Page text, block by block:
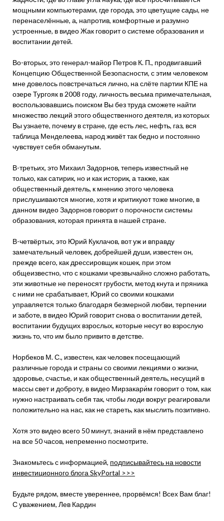
мощными компьютерами, где города, это цветущие сады, не
перенаселённые, а, напротив, комфортные и разумно
устроенные, в видео Жак говорит о системе образования и
воспитании детей.
Во-вторых, это генерал-майор Петров К. П., продвигавший
Концепцию Общественной Безопасности, с этим человеком
мне довелось повстречаться лично, на слёте партии КПЕ на
озере Тургояк в 2008 году, личность весьма примечательная,
воспользовавшись поиском Вы без труда сможете найти
множество лекций этого общественного деятеля, из которых
Вы узнаете, почему в стране, где есть лес, нефть, газ, вся
таблица Менделеева, народ живёт так бедно и постоянно
чувствует себя обманутым.
В-третьих, это Михаил Задорнов, теперь известный не
только, как сатирик, но и как историк, а также, как
общественный деятель, к мнению этого человека
прислушиваются многие, хотя и критикуют тоже многие, в
данном видео Задорнов говорит о порочности системы
образования, которая принята в нашей стране.
В-четвёртых, это Юрий Куклачов, вот уж и вправду
замечательный человек, добрейшей души, известен он,
прежде всего, как дрессировщик кошек, при этом
общеизвестно, что с кошками чрезвычайно сложно работать,
эти животные не переносят грубости, метод кнута и пряника
с ними не срабатывает, Юрий со своими кошками
управляется только благодаря безмерной любви, терпении
и заботе, в видео Юрий говорит снова о воспитании детей,
воспитании будущих взрослых, которые несут во взрослую
жизнь то, что им было привито в детстве.
Норбеков М. С., известен, как человек посещающий
различные города и страны со своими лекциями о жизни,
здоровье, счастье, и как общественный деятель, несущий в
массы свет и доброту, в видео Мирзакари́м говорит о том, как
нужно настраивать себя так, чтобы люди вокруг реагировали
положительно на нас, как не стареть, как мыслить позитивно.
Хотя это видео всего 50 минут, знаний в нём представлено
на все 50 часов, непременно посмотрите.
Знакомьтесь с информацией, подписывайтесь на новости
инвестиционного блога SkyPortal >>>
Будьте рядом, вместе увереннее, прорвёмся! Всех Вам благ!
С уважением, Лев Кардин